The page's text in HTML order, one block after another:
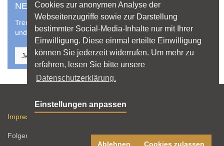
NEWSLETTER-ABO
Trends, Technik, Tipps: Aktuelle Infos über neue Broschüren
und aus dem Lichtmarkt liefert der Newsletter von licht.de.
Jetzt abonnieren
Impressum
Folgen Sie licht.de:
Cookies zur anonymen Analyse der
Webseitenzugriffe sowie zur Darstellung
bestimmter Social-Media-Inhalte nur mit Ihrer
Einwilligung. Diese einmal erteilte Einwilligung
können Sie jederzeit widerrufen. Um mehr zu
erfahren, lesen Sie bitte unsere
Datenschutzerklärung.
Einstellungen anpassen
Cookies zulassen
Ablehnen